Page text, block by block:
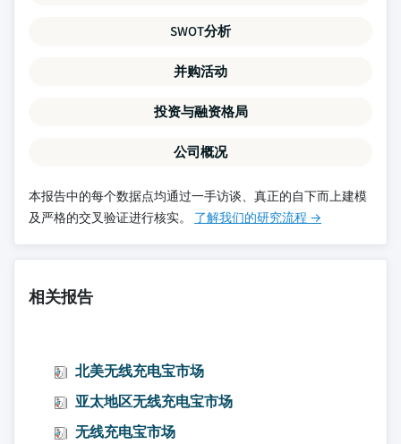
SWOT分析
并购活动
投资与融资格局
公司概况
本报告中的每个数据点均通过一手访谈、真正的自下而上建模
及严格的交叉验证进行核实。 了解我们的研究流程 →
相关报告
北美无线充电宝市场
亚太地区无线充电宝市场
无线充电宝市场